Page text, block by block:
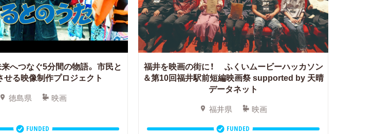
へつなぐ5分間の物語。 市民と
せる映像制作プロジェクト
徳島県 映画
FUNDED
福井を映画の街に！
ふくいムービーハッカソン
＆第10回福井駅前短編映画祭 supported by 天晴
データネット
福井県 映画
FUNDED